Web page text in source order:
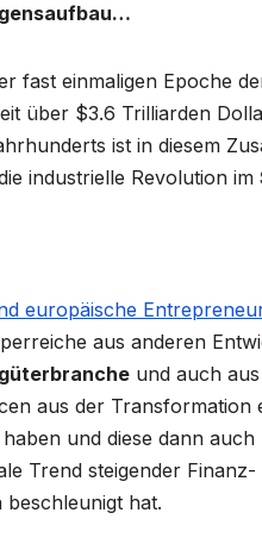
fast einmaligen Epoche
über $3.6 Trilliarden
ist in diesem
industrielle Revolution im
europäische
aus anderen
und auch
aus der
und diese dann
Trend steigender
hat.